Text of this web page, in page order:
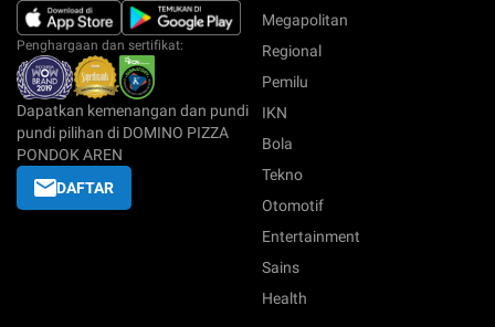
Penghargaan dan sertifikat:
Dapatkan kemenangan dan pundi
pundi pilihan di DOMINO PIZZA
PONDOK AREN
DAFTAR
Megapolitan
Regional
Pemilu
IKN
Bola
Tekno
Otomotif
Entertainment
Sains
Health